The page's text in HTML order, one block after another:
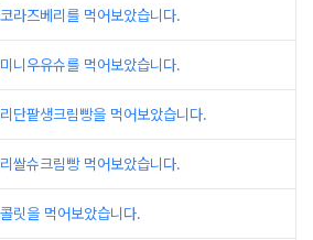
라즈베리를 먹어보았습니다.
니우유슈를 먹어보았습니다.
단팥생크림빵을 먹어보았습니다.
쌀슈크림빵 먹어보았습니다.
릿을 먹어보았습니다.